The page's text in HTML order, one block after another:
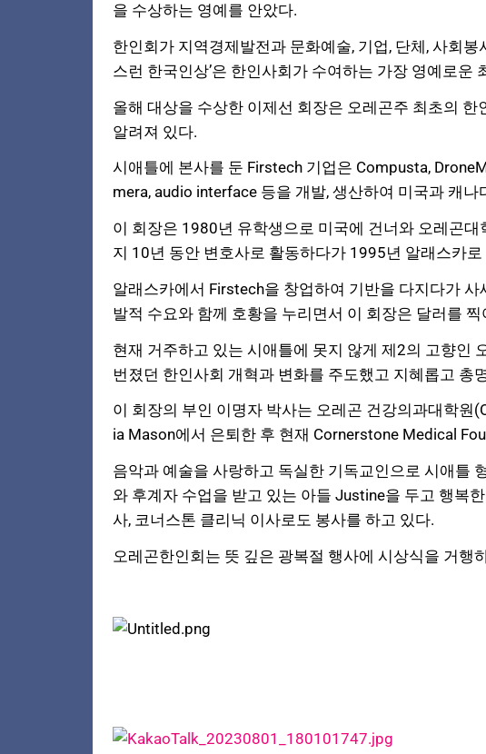
을 수상하는 영예를 안았다.
한인회가 지역경제발전과 문화예술, 기업, 단체, 사회
스런 한국인상’은 한인사회가 수여하는 가장 영예로운
올해 대상을 수상한 이제선 회장은 오레곤주 최초의
알려져 있다.
시애틀에 본사를 둔 Firstech 기업은 Compusta,
mera, audio interface 등을 개발, 생산하여 미국과 캐
이 회장은 1980년 유학생으로 미국에 건너와 오레곤
지 10년 동안 변호사로 활동하다가 1995년 알래스카로
알래스카에서 Firstech을 창업하여 기반을 다지다가
발적 수요와 함께 호황을 누리면서 이 회장은 달러를
현재 거주하고 있는 시애틀에 못지 않게 제2의 고향인
번졌던 한인사회 개혁과 변화를 주도했고 지혜롭고 총
이 회장의 부인 이명자 박사는 오레곤 건강의과대학원
ia Mason에서 은퇴한 후 현재 Cornerstone Medical
음악과 예술을 사랑하고 독실한 기독교인으로 시애틀
와 후계자 수업을 받고 있는 아들 Justine을 두고 행복
사, 코너스톤 클리닉 이사로도 봉사를 하고 있다.
오레곤한인회는 뜻 깊은 광복절 행사에 시상식을 거